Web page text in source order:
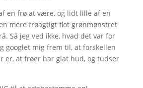
en frø at være, og lidt lille af en
mere frøagtigt flot grønmønstret
Så jeg ved ikke, hvad det var for
googlet mig frem til, at forskellen
er, at frøer har glat hud, og tudser